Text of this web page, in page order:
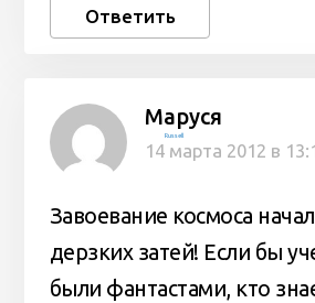
Ответить
Маруся
Russell
14 марта 2012 в
Завоевание космоса
дерзких затей! Если бы
были фантастами, кто